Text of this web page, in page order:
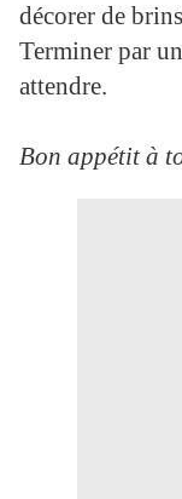
décorer de
Terminer par
attendre.
Bon appétit à